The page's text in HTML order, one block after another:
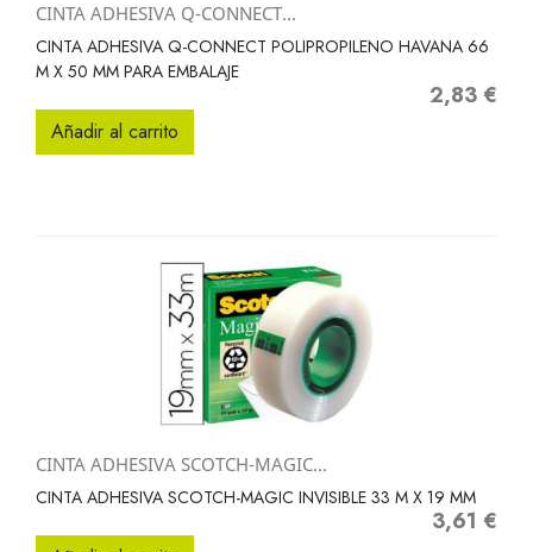
CINTA ADHESIVA Q-CONNECT...
CINTA ADHESIVA Q-CONNECT POLIPROPILENO HAVANA 66
M X 50 MM PARA EMBALAJE
Precio
2,83 €
Añadir al carrito
CINTA ADHESIVA SCOTCH-MAGIC...
CINTA ADHESIVA SCOTCH-MAGIC INVISIBLE 33 M X 19 MM
Precio
3,61 €